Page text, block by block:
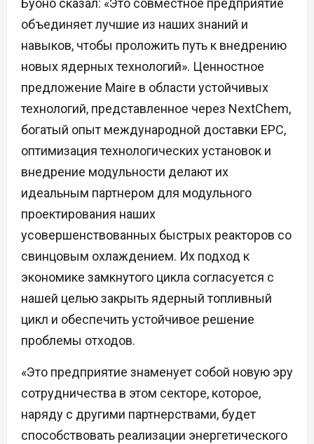
Буоно сказал: «Это совместное предприятие
объединяет лучшие из наших знаний и
навыков, чтобы проложить путь к внедрению
новых ядерных технологий». Ценностное
предложение Maire в области устойчивых
технологий, представленное через NextChem,
богатый опыт международной доставки EPC,
оптимизация технологических установок и
внедрение модульности делают их
идеальным партнером для модульного
проектирования наших
усовершенствованных быстрых реакторов со
свинцовым охлаждением. Их подход к
экономике замкнутого цикла согласуется с
нашей целью закрыть ядерный топливный
цикл и обеспечить устойчивое решение
проблемы отходов.
«Это предприятие знаменует собой новую эру
сотрудничества в этом секторе, которое,
наряду с другими партнерствами, будет
способствовать реализации энергетического